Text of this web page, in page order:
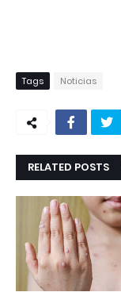
Tags Noticias
RELATED POSTS